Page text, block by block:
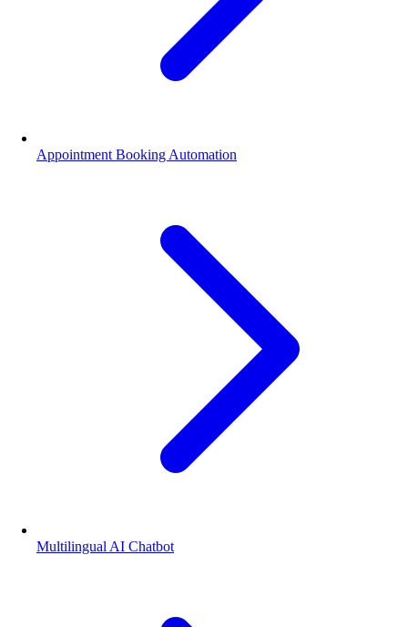
Appointment Booking Automation
Multilingual AI Chatbot